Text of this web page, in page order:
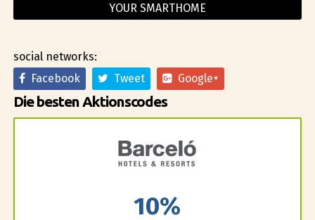
YOUR SMARTHOME
social networks:
Facebook
Tweet Google+
Die besten Aktionscodes
10%